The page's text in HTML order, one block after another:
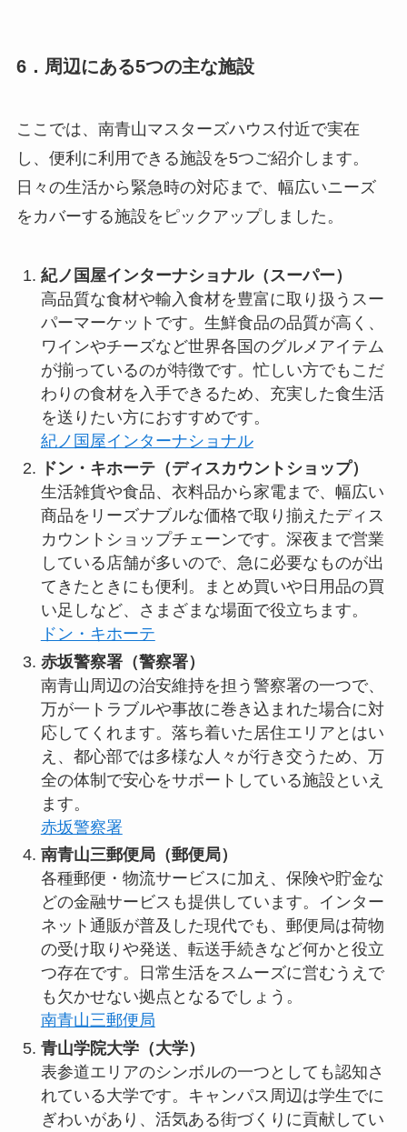
6．周辺にある5つの主な施設
ここでは、南青山マスターズハウス付近で実在
し、便利に利用できる施設を5つご紹介します。
日々の生活から緊急時の対応まで、幅広いニーズ
をカバーする施設をピックアップしました。
紀ノ国屋インターナショナル（スーパー）
高品質な食材や輸入食材を豊富に取り扱うスー
パーマーケットです。生鮮食品の品質が高く、
ワインやチーズなど世界各国のグルメアイテム
が揃っているのが特徴です。忙しい方でもこだ
わりの食材を入手できるため、充実した食生活
を送りたい方におすすめです。
紀ノ国屋インターナショナル
ドン・キホーテ（ディスカウントショップ）
生活雑貨や食品、衣料品から家電まで、幅広い
商品をリーズナブルな価格で取り揃えたディス
カウントショップチェーンです。深夜まで営業
している店舗が多いので、急に必要なものが出
てきたときにも便利。まとめ買いや日用品の買
い足しなど、さまざまな場面で役立ちます。
ドン・キホーテ
赤坂警察署（警察署）
南青山周辺の治安維持を担う警察署の一つで、
万が一トラブルや事故に巻き込まれた場合に対
応してくれます。落ち着いた居住エリアとはい
え、都心部では多様な人々が行き交うため、万
全の体制で安心をサポートしている施設といえ
ます。
赤坂警察署
南青山三郵便局（郵便局）
各種郵便・物流サービスに加え、保険や貯金な
どの金融サービスも提供しています。インター
ネット通販が普及した現代でも、郵便局は荷物
の受け取りや発送、転送手続きなど何かと役立
つ存在です。日常生活をスムーズに営むうえで
も欠かせない拠点となるでしょう。
南青山三郵便局
青山学院大学（大学）
表参道エリアのシンボルの一つとしても認知さ
れている大学です。キャンパス周辺は学生でに
ぎわいがあり、活気ある街づくりに貢献してい